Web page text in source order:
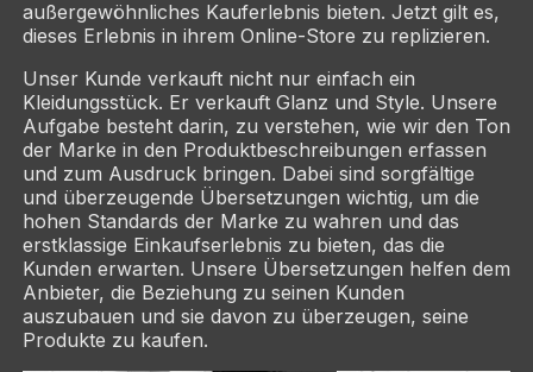
außergewöhnliches Kauferlebnis bieten. Jetzt gilt es,
dieses Erlebnis in ihrem Online-Store zu replizieren.
Unser Kunde verkauft nicht nur einfach ein
Kleidungsstück. Er verkauft Glanz und Style. Unsere
Aufgabe besteht darin, zu verstehen, wie wir den Ton
der Marke in den Produktbeschreibungen erfassen
und zum Ausdruck bringen. Dabei sind sorgfältige
und überzeugende Übersetzungen wichtig, um die
hohen Standards der Marke zu wahren und das
erstklassige Einkaufserlebnis zu bieten, das die
Kunden erwarten. Unsere Übersetzungen helfen dem
Anbieter, die Beziehung zu seinen Kunden
auszubauen und sie davon zu überzeugen, seine
Produkte zu kaufen.